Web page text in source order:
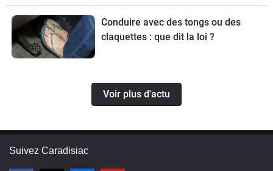
Conduire avec des tongs ou des
claquettes : que dit la loi ?
Voir plus d'actu
Suivez Caradisiac